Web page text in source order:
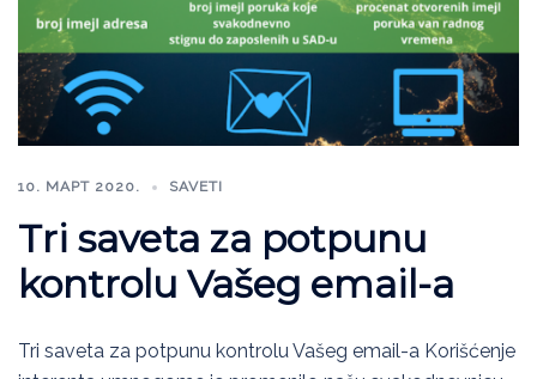
10. МАРТ 2020. SAVETI
Tri saveta za potpunu
kontrolu Vašeg email-a
Tri saveta za potpunu kontrolu Vašeg email-a Korišćenje